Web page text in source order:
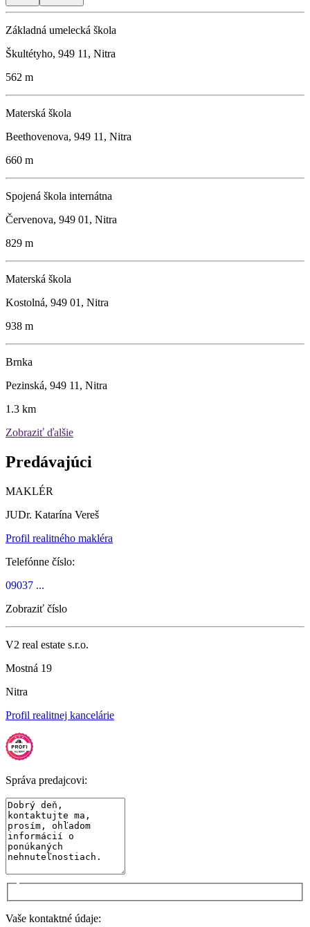
Základná umelecká škola
Škultétyho, 949 11, Nitra
562 m
Materská škola
Beethovenova, 949 11, Nitra
660 m
Spojená škola internátna
Červenova, 949 01, Nitra
829 m
Materská škola
Kostolná, 949 01, Nitra
938 m
Brnka
Pezinská, 949 11, Nitra
1.3 km
Zobraziť ďalšie
Predávajúci
MAKLÉR
JUDr. Katarína Vereš
Profil realitného makléra
Telefónne číslo:
09037 ...
Zobraziť číslo
V2 real estate s.r.o.
Mostná 19
Nitra
Profil realitnej kancelárie
Správa predajcovi:
Vaše kontaktné údaje: